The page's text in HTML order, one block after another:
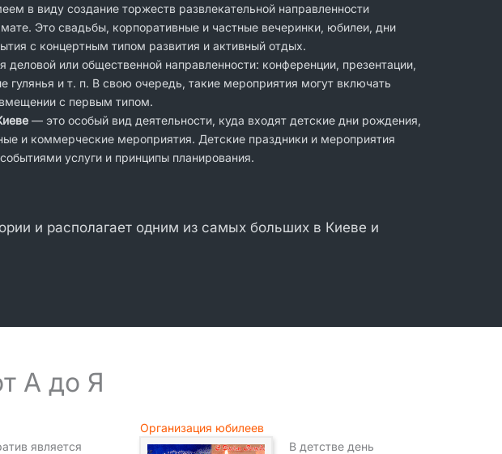
в виду создание торжеств развлекательной направленности
Это свадьбы, корпоративные и частные вечеринки, юбилеи, дни
с концертным типом развития и активный отдых.
или общественной направленности: конференции, презентации,
и т. п. В свою очередь, такие мероприятия могут включать
с первым типом.
— это особый вид деятельности, куда входят детские дни рождения,
и коммерческие мероприятия. Детские праздники и мероприятия
услуги и принципы планирования.
и располагает одним из самых больших в Киеве и
А до Я
является
Организация юбилеев
В детстве день